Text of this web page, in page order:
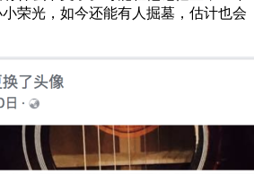
荣光，如今还能有人掘墓，估计也会